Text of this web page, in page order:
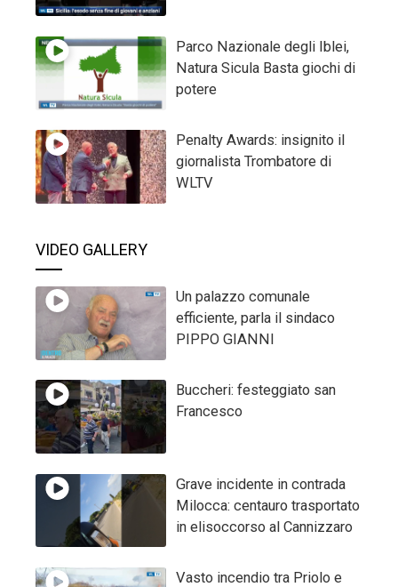
Parco Nazionale degli Iblei,
Natura Sicula Basta giochi di
potere
Penalty Awards: insignito il
giornalista Trombatore di
WLTV
VIDEO GALLERY
Un palazzo comunale
efficiente, parla il sindaco
PIPPO GIANNI
Buccheri: festeggiato san
Francesco
Grave incidente in contrada
Milocca: centauro trasportato
in elisoccorso al Cannizzaro
Vasto incendio tra Priolo e